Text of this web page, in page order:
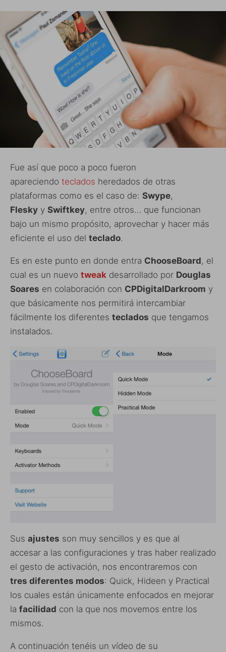
Fue así que poco a poco fueron
apareciendo teclados heredados de otras
plataformas como es el caso de: Swype,
Flesky y Swiftkey, entre otros… que funcionan
bajo un mismo propósito, aprovechar y hacer más
eficiente el uso del teclado.
Es en este punto en donde entra ChooseBoard, el
cual es un nuevo tweak desarrollado por Douglas
Soares en colaboración con CPDigitalDarkroom y
que básicamente nos permitirá intercambiar
fácilmente los diferentes teclados que tengamos
instalados.
Sus ajustes son muy sencillos y es que al
accesar a las configuraciones y tras haber realizado
el gesto de activación, nos encontraremos con
tres diferentes modos: Quick, Hideen y Practical
los cuales están únicamente enfocados en mejorar
la facilidad con la que nos movemos entre los
mismos.
A continuación tenéis un vídeo de su